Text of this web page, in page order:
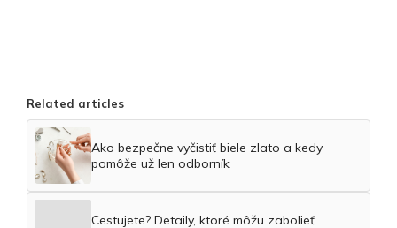
Related articles
Ako bezpečne vyčistiť biele zlato a kedy
pomôže už len odborník
Cestujete? Detaily, ktoré môžu zabolieť